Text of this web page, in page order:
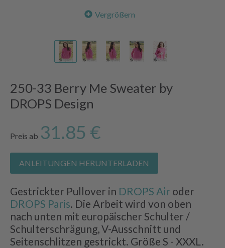
Vergrößern
250-33 Berry Me Sweater by
DROPS Design
Preis ab 31.85 €
ANLEITUNGEN HERUNTERLADEN
Gestrickter Pullover in DROPS Air oder
DROPS Paris. Die Arbeit wird von oben
nach unten mit europäischer Schulter /
Schulterschrägung, V-Ausschnitt und
Seitenschlitzen gestrickt. Größe S - XXXL.